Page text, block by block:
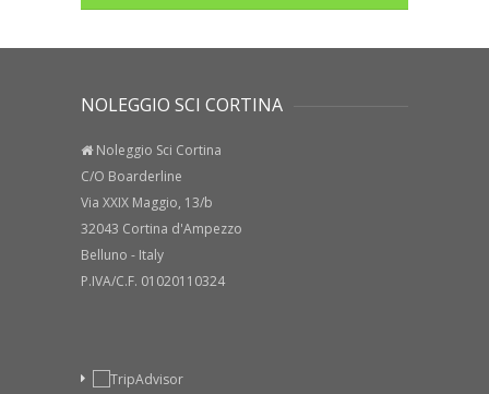
NOLEGGIO SCI CORTINA
Noleggio Sci Cortina
C/O Boarderline
Via XXIX Maggio, 13/b
32043 Cortina d'Ampezzo
Belluno - Italy
P.IVA/C.F. 01020110324